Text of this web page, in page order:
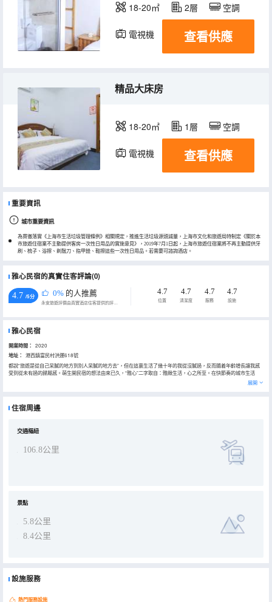
18-20㎡ 2層 空調
電視機 查看供應
精品大床房
18-20㎡ 1層 空調
電視機 查看供應
重要資訊
城市重要資訊
為貫徹落實《上海市生活垃圾管理條例》相關規定，推進生活垃圾源頭減量，上海市文化和旅遊局特制定《關於本
市旅遊住宿業不主動提供客房一次性日用品的實施意見》，2019年7月1日起，上海市旅遊住宿業將不再主動提供牙
刷、梳子、浴擦、剃鬚刀、指甲銼、鞋擦這些一次性日用品。若需要可諮詢酒店。
雅心民宿的真實住客評論(0)
4.7 /5分 0% 的人推薦
永安旅遊評價由真實酒店住客提供的評價。
4.7
位置
4.7
清潔度
4.7
服務
4.7
設施
雅心民宿
開業時間： 2020
地址：
港西鎮富民村洪運618號
都說“旅遊是從自己呆膩的地方到別人呆膩的地方去”，但在這裏生活了幾十年的我從沒膩過，反而隨着年齡增長讓我感
受到從未有過的歸屬感。萌生開民宿的想法由來已久，“雅心”二字取自：雅緻生活，心之所至。在快節奏的城市生活
中，為都市人提供一處釋放心靈的“世外桃源”。 我們的雅緻生活追求的是一種精緻的生活態度，而非奢華的生活方式。
我們擁有七個房間分別以花命名，各個花園裏種滿了各種各樣的花卉和綠植，滿眼綠色，心曠神怡。同時民宿保留了崇
展開
住宿周邊
交通樞紐
106.8公里
景點
5.8公里
8.4公里
設施服務
熱門服務設施